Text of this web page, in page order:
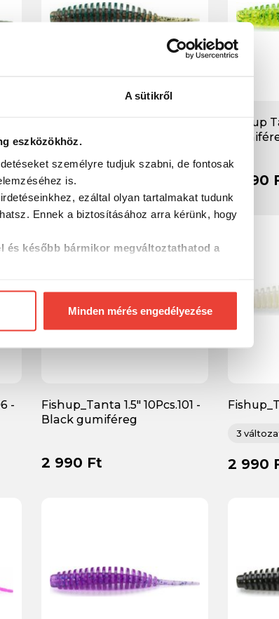
A sütikről
eszközökhöz.
személyre tudjuk szabni, de fontosak
is.
ezáltal olyan tartalmakat tudunk
Ennek a biztosításához arra kérünk, hogy
és később bármikor megváltoztathatod a
Minden mérés engedélyezése
Pepper gumiféreg
2 754 Ft
Fishup
2 990
-
Fishup_Tanta 1.5" 10Pcs.101 -
Black gumiféreg
2 990 Ft
3
2 990